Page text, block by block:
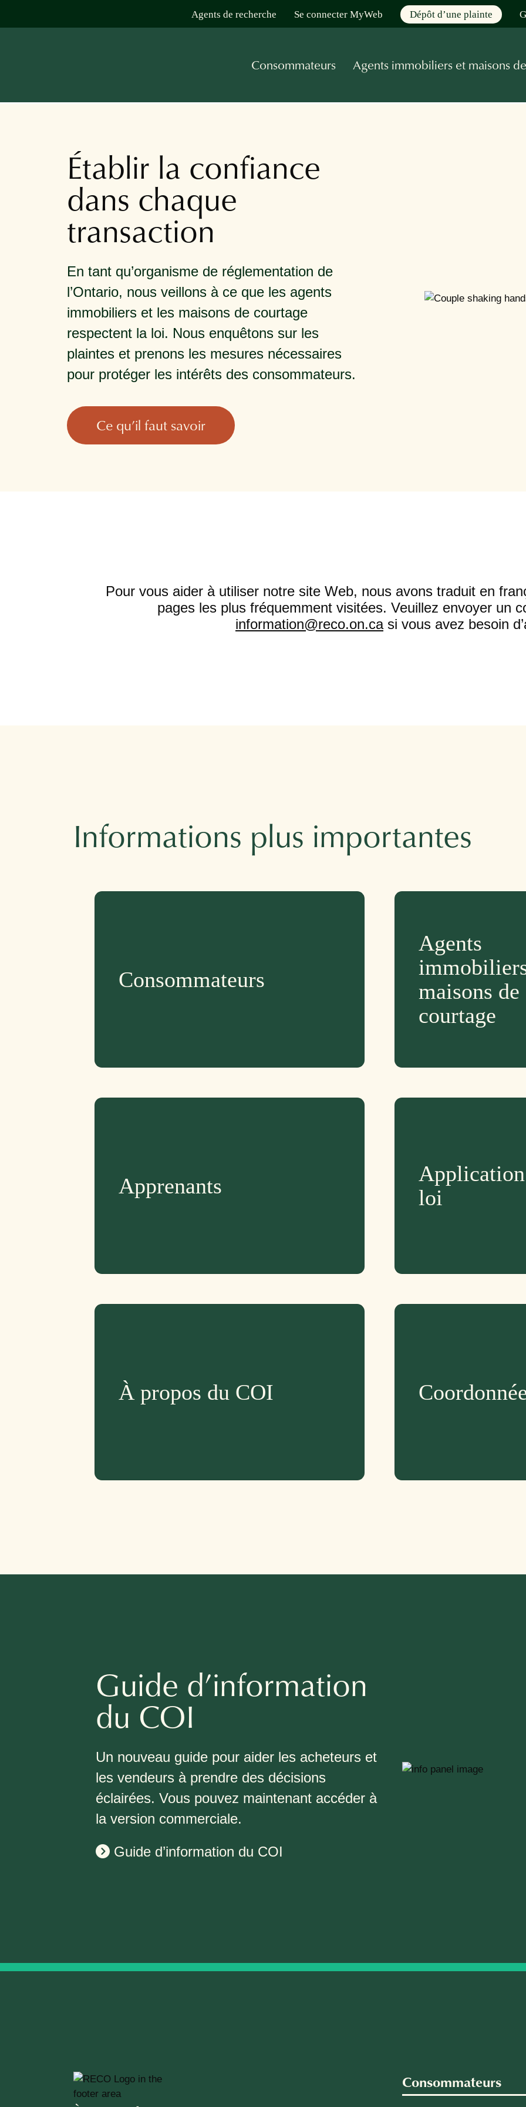
Agents de recherche Se connecter MyWeb Dépôt d’une plainte
Consommateurs Agents immobiliers et maisons
Établir la confiance
dans chaque
transaction
En tant qu’organisme de réglementation de
l’Ontario, nous veillons à ce que les agents
immobiliers et les maisons de courtage
respectent la loi. Nous enquêtons sur les
plaintes et prenons les mesures nécessaires
pour protéger les intérêts des consommateurs.
Ce qu’il faut savoir
Pour vous aider à utiliser notre site Web, nous avons traduit en
pages les plus fréquemment visitées. Veuillez envoyer un
information@reco.on.casi vous avez besoin
Informations plus importantes
Consommateurs
Agents
maisons de
courtage
Apprenants
loi
À propos du COI
Guide d’information
du COI
Un nouveau guide pour aider les acheteurs et
les vendeurs à prendre des décisions
éclairées. Vous pouvez maintenant accéder à
la version commerciale.
Guide d’information du COI
Consommateurs